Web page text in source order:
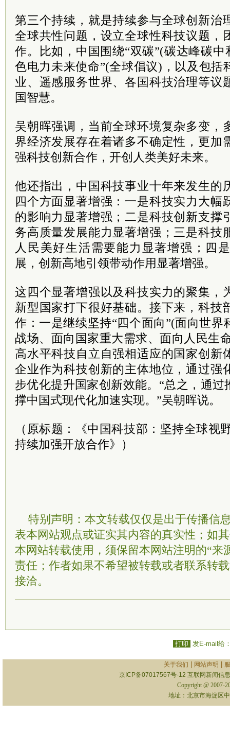
第三个持续，就是持续参与全球创新治
全球共性问题，设立全球性科技议题，
作。比如，中国围绕“双碳”(碳达峰碳
色电力未来使命”(全球倡议)，以及包括
业、遥感服务世界、各国科技治理等议
国智慧。
吴朝晖强调，当前全球环境复杂多变，
界经济发展存在着诸多不确定性，更加
强科技创新合作，开创人类美好未来。
他还指出，中国科技事业十年来发生的
四个方面显著增强：一是科技实力大幅
的影响力显著增强；二是科技创新支撑
务高质量发展能力显著增强；三是科技
人民美好生活需要能力显著增强；四
展，创新高地引领带动作用显著增强。
这四个显著增强以及科技实力的聚集，
新型国家打下很好基础。接下来，科技
作：一是继续坚持“四个面向”(面向世界
战场、面向国家重大需求、面向人民生
高水平科技自立自强相适应的国家创新
企业作为科技创新的主体地位，通过强
步优化提升国家创新效能。“总之，通
撑中国式现代化加速实现。”吴朝晖说。
（原标题：《中国科技部：坚持全球视
持续加强开放合作》）
特别声明：本文转载仅仅是出于传播信
表本网站观点或证实其内容的真实性；如
本网站转载使用，须保留本网站注明的“来
责任；作者如果不希望被转载或者联系转
接洽。
打印 发E-mail给
关于我们 网站声明
京ICP备07017567号-12 互联网新闻信
Copyright @ 2007-
地址：北京市海淀区